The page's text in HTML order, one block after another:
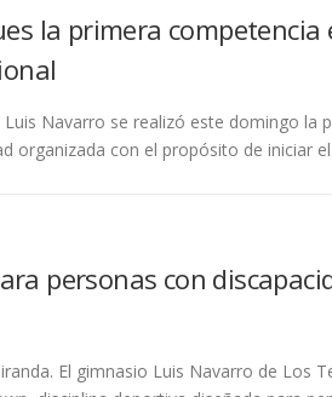
la primera
Navarro se realizó este domingo la
organizada con el propósito de iniciar
personas con
El gimnasio Luis Navarro de Los